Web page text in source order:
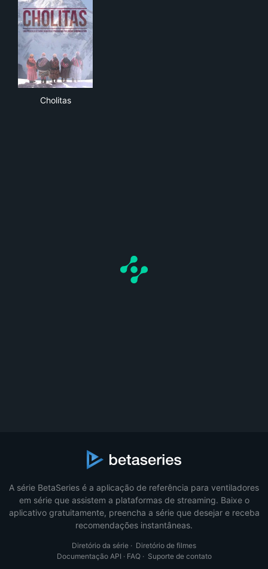
Cholitas
A série BetaSeries é a aplicação de referência para ventiladores
em série que assistem a plataformas de streaming. Baixe o
aplicativo gratuitamente, preencha a série que desejar e receba
recomendações instantâneas.
Diretório da série · Diretório de filmes
Documentação API · FAQ· Suporte de contato